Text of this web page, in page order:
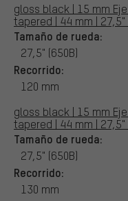
gloss black | 15 mm
tapered | 44 mm | 27,5"
Tamaño de rueda:
27,5" (650B)
Recorrido:
120 mm
gloss black | 15 mm
tapered | 44 mm | 27,5"
Tamaño de rueda:
27,5" (650B)
Recorrido:
130 mm